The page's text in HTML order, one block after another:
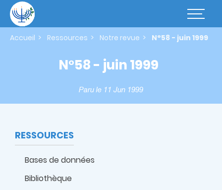
contenu
principal
Basculer
navigation
Accueil Ressources Notre revue N°58 - juin 1999
N°58 - juin 1999
Paru le 11 Jun 1999
RESSOURCES
Bases de données
Bibliothèque